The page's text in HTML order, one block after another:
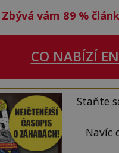
Zbývá vám 89 %
CO NABÍZÍ
Staňte
Navíc